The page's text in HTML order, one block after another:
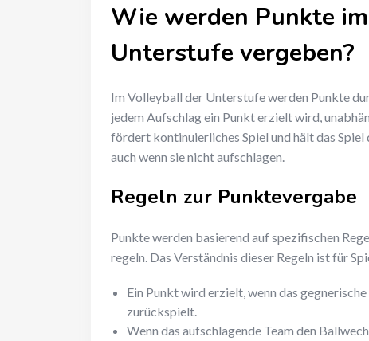
Wie werden Punkte
Unterstufe vergeben?
Im Volleyball der Unterstufe werden Punkte
jedem Aufschlag ein Punkt erzielt wird,
fördert kontinuierliches Spiel und hält das Spiel
auch wenn sie nicht aufschlagen.
Regeln zur Punktevergabe
Punkte werden basierend auf spezifischen
regeln. Das Verständnis dieser Regeln ist für
Ein Punkt wird erzielt, wenn das
zurückspielt.
Wenn das aufschlagende Team den